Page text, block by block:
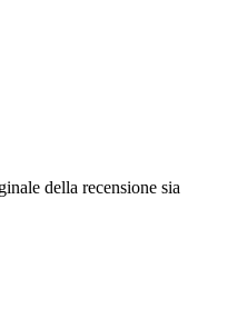
della recensione sia